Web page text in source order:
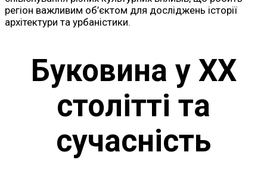
регіон важливим об’єктом для досліджень історії
архітектури та урбаністики.
Буковина у ХХ
столітті та
сучасність